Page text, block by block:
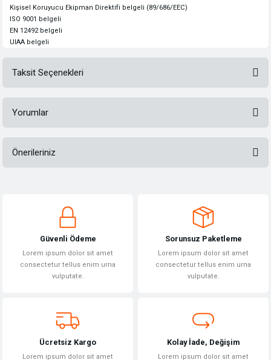
Kişisel Koruyucu Ekipman Direktifi belgeli (89/686/EEC)
ISO 9001 belgeli
EN 12492 belgeli
UIAA belgeli
Taksit Seçenekleri
Yorumlar
Önerileriniz
Görüş ve önerileriniz için teşekkür ederiz.
Ürün açıklamasında eksik bilgiler bulunuyor.
Ürün bilgilerinde hatalar bulunuyor.
Bu ürüne benzer farklı alternatifler olmalı.
Güvenli Ödeme
Lorem ipsum dolor sit amet
consectetur tellus enim urna
vulputate.
Sorunsuz Paketleme
Lorem ipsum dolor sit amet
consectetur tellus enim urna
vulputate.
Ücretsiz Kargo
Lorem ipsum dolor sit amet
Kolay İade, Değişim
Lorem ipsum dolor sit amet